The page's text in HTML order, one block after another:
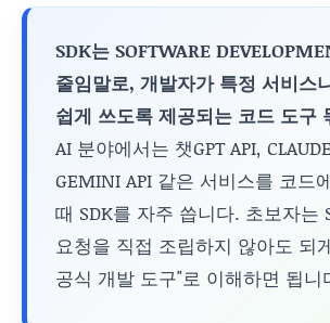
SDK는 SOFTWARE
줄임말로, 개발자가 특정 서비스
쉽게 쓰도록 제공되는 코드 도구
AI 분야에서는 챗GPT API,
GEMINI API 같은 서비스를 코드
때 SDK를 자주 씁니다. 초보자는
요청을 직접 조립하지 않아도 되
공식 개발 도구"로 이해하면 됩니